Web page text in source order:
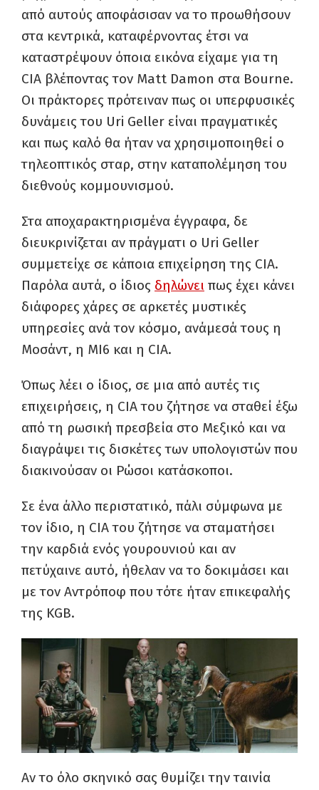
από αυτούς αποφάσισαν να το προωθήσουν
στα κεντρικά, καταφέρνοντας έτσι να
καταστρέψουν όποια εικόνα είχαμε για τη
CIA βλέποντας τον Matt Damon στα Bourne.
Οι πράκτορες πρότειναν πως οι υπερφυσικές
δυνάμεις του Uri Geller είναι πραγματικές
και πως καλό θα ήταν να χρησιμοποιηθεί ο
τηλεοπτικός σταρ, στην καταπολέμηση του
διεθνούς κομμουνισμού.
Στα αποχαρακτηρισμένα έγγραφα, δε
διευκρινίζεται αν πράγματι ο Uri Geller
συμμετείχε σε κάποια επιχείρηση της CIA.
Παρόλα αυτά, ο ίδιος δηλώνει πως έχει κάνει
διάφορες χάρες σε αρκετές μυστικές
υπηρεσίες ανά τον κόσμο, ανάμεσά τους η
Μοσάντ, η MI6 και η CIA.
Όπως λέει ο ίδιος, σε μια από αυτές τις
επιχειρήσεις, η CIA του ζήτησε να σταθεί έξω
από τη ρωσική πρεσβεία στο Μεξικό και να
διαγράψει τις δισκέτες των υπολογιστών που
διακινούσαν οι Ρώσοι κατάσκοποι.
Σε ένα άλλο περιστατικό, πάλι σύμφωνα με
τον ίδιο, η CIA του ζήτησε να σταματήσει
την καρδιά ενός γουρουνιού και αν
πετύχαινε αυτό, ήθελαν να το δοκιμάσει και
με τον Αντρόποφ που τότε ήταν επικεφαλής
της KGB.
Αν το όλο σκηνικό σας θυμίζει την ταινία